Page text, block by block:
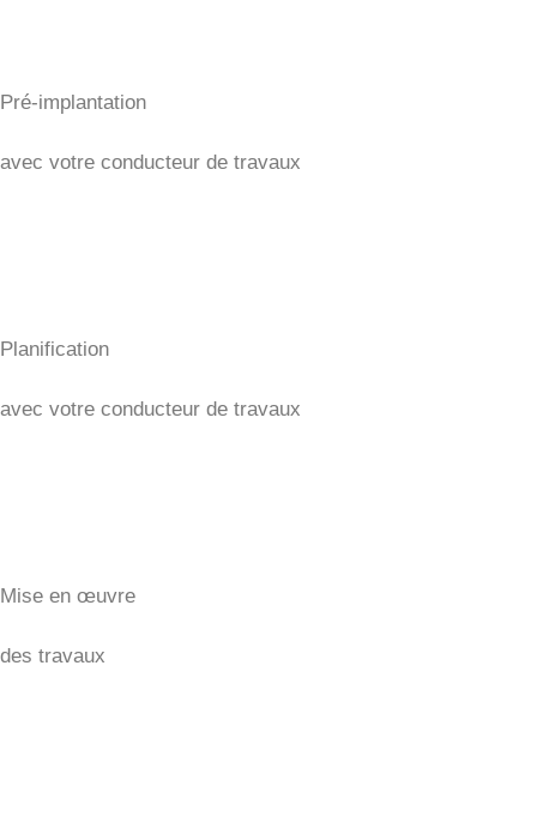
Pré-implantation
avec votre conducteur de travaux
Planification
avec votre conducteur de travaux
Mise en œuvre
des travaux